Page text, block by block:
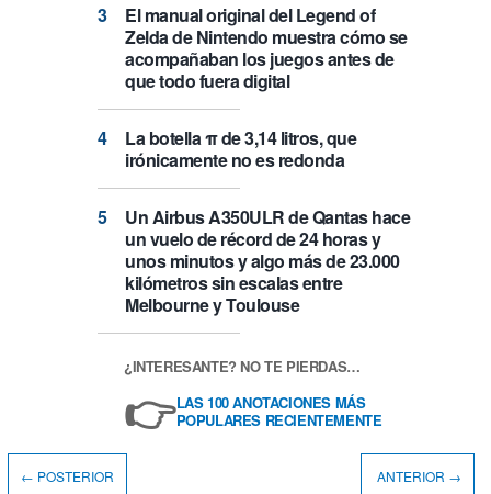
El manual original del Legend of
Zelda de Nintendo muestra cómo se
acompañaban los juegos antes de
que todo fuera digital
La botella π de 3,14 litros, que
irónicamente no es redonda
Un Airbus A350ULR de Qantas hace
un vuelo de récord de 24 horas y
unos minutos y algo más de 23.000
kilómetros sin escalas entre
Melbourne y Toulouse
¿INTERESANTE? NO TE PIERDAS…
👉LAS 100 ANOTACIONES MÁS
POPULARES RECIENTEMENTE
← POSTERIOR ANTERIOR →